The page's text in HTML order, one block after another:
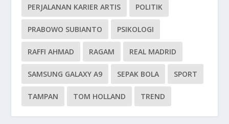
PERJALANAN KARIER ARTIS POLITIK
PRABOWO SUBIANTO PSIKOLOGI
RAFFI AHMAD RAGAM REAL MADRID
SAMSUNG GALAXY A9 SEPAK BOLA SPORT
TAMPAN TOM HOLLAND TREND